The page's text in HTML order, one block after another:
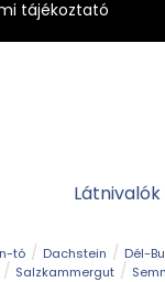
tájékoztató
Látnivalók
tó Dachstein Dél-
Salzkammergut